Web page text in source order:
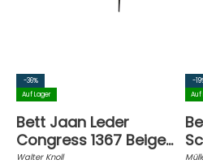
-36%
Auf Lager
Bett Jaan Leder
Congress 1367 Beige
Inklusive Matratzen
Walter Knoll
-
Auf